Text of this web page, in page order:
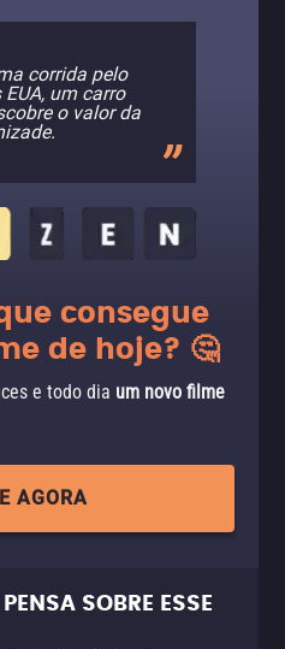
corrida pelo
um carro
o valor da
consegue
de hoje? 🤔
e todo dia um novo filme
AGORA
SOBRE ESSE